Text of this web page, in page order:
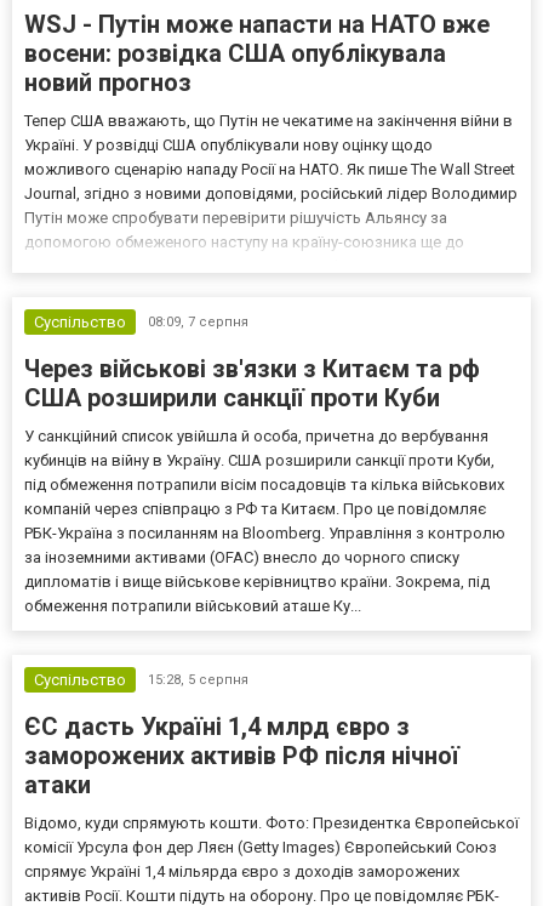
WSJ - Путін може напасти на НАТО вже
восени: розвідка США опублікувала
новий прогноз
Тепер США вважають, що Путін не чекатиме на закінчення війни в
Україні. У розвідці США опублікували нову оцінку щодо
можливого сценарію нападу Росії на НАТО. Як пише The Wall Street
Journal, згідно з новими доповідями, російський лідер Володимир
Путін може спробувати перевірити рішучість Альянсу за
допомогою обмеженого наступу на країну-союзника ще до
Суспільство
08:09, 7 серпня
Через військові зв'язки з Китаєм та рф
США розширили санкції проти Куби
У санкційний список увійшла й особа, причетна до вербування
кубинців на війну в Україну. США розширили санкції проти Куби,
під обмеження потрапили вісім посадовців та кілька військових
компаній через співпрацю з РФ та Китаєм. Про це повідомляє
РБК-Україна з посиланням на Bloomberg. Управління з контролю
за іноземними активами (OFAC) внесло до чорного списку
дипломатів і вище військове керівництво країни. Зокрема, під
обмеження потрапили військовий аташе Ку...
Суспільство 15:28, 5 серпня
ЄС дасть Україні 1,4 млрд євро з
заморожених активів РФ після нічної
атаки
Відомо, куди спрямують кошти. Фото: Президентка Європейської
комісії Урсула фон дер Ляєн (Getty Images) Європейський Союз
спрямує Україні 1,4 мільярда євро з доходів заморожених
активів Росії. Кошти підуть на оборону. Про це повідомляє РБК-